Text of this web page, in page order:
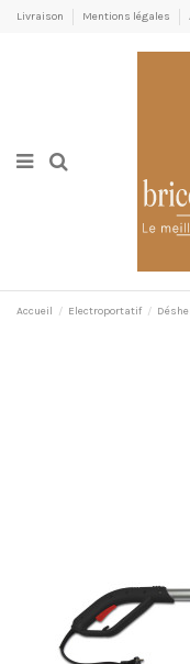
Livraison Mentions légales
Accueil Electroportatif